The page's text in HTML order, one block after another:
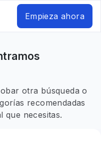
Empieza ahora
otra búsqueda o
recomendadas
que necesitas.